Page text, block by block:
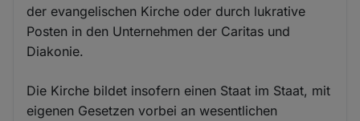
der evangelischen Kirche oder durch lukrative
Posten in den Unternehmen der Caritas und
Diakonie.
Die Kirche bildet insofern einen Staat im Staat, mit
eigenen Gesetzen vorbei an wesentlichen